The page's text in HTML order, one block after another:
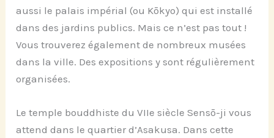
aussi le palais impérial (ou Kōkyo) qui est installé
dans des jardins publics. Mais ce n’est pas tout !
Vous trouverez également de nombreux musées
dans la ville. Des expositions y sont régulièrement
organisées.
Le temple bouddhiste du VIIe siècle Sensō-ji vous
attend dans le quartier d’Asakusa. Dans cette